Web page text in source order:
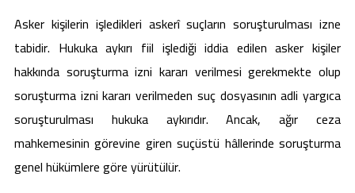
Asker kişilerin işledikleri askerî suçların soruşturulması izne
tabidir. Hukuka aykırı fiil işlediği iddia edilen asker kişiler
hakkında soruşturma izni kararı verilmesi gerekmekte olup
soruşturma izni kararı verilmeden suç dosyasının adli yargıca
soruşturulması hukuka aykırıdır. Ancak, ağır ceza
mahkemesinin görevine giren suçüstü hâllerinde soruşturma
genel hükümlere göre yürütülür.